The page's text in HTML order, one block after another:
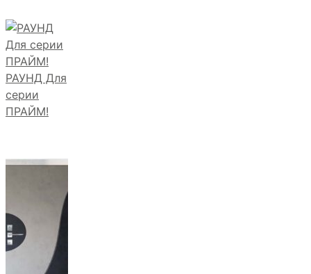
РАУНД Для
серии
ПРАЙМ!